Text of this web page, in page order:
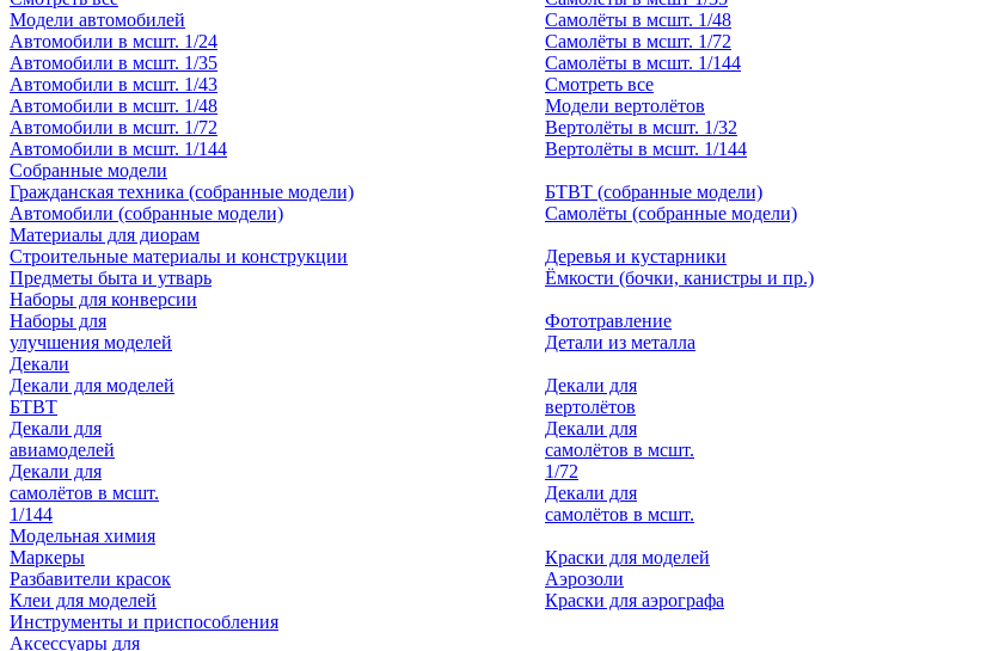
Модели автомобилей
Автомобили в мсшт. 1/24
Автомобили в мсшт. 1/35
Автомобили в мсшт. 1/43
Автомобили в мсшт. 1/48
Автомобили в мсшт. 1/72
Автомобили в мсшт. 1/144
Самолёты в мсшт. 1/48
Самолёты в мсшт. 1/72
Самолёты в мсшт. 1/144
Смотреть все
Модели вертолётов
Вертолёты в мсшт. 1/32
Вертолёты в мсшт. 1/144
Собранные модели
Гражданская техника (собранные модели)
Автомобили (собранные модели)
БТВТ (собранные модели)
Самолёты (собранные модели)
Материалы для диорам
Строительные материалы и конструкции
Предметы быта и утварь
Деревья и кустарники
Ёмкости (бочки, канистры и пр.)
Наборы для конверсии
Наборы для
улучшения моделей
Фототравление
Детали из металла
Декали
Декали для моделей
БТВТ
Декали для
авиамоделей
Декали для
самолётов в мсшт.
1/144
Декали для
вертолётов
Декали для
самолётов в мсшт.
1/72
Декали для
самолётов в мсшт.
Модельная химия
Маркеры
Разбавители красок
Клеи для моделей
Краски для моделей
Аэрозоли
Краски для аэрографа
Инструменты и приспособления
Аксессуары для